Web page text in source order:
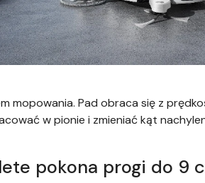
mopowania. Pad obraca się z
w pionie i zmieniać kąt
pokona progi do 9